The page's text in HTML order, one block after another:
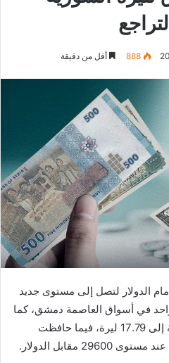
888 أقل من دقيقة
الدولار لتصل إلى مستوى جديد
الواحد في أسواق العاصمة دمشق، كما
تراجع سعر صرف الليرة التركية إلى 17.79 ليرة، فيما حافظت
مقابل الدولار.